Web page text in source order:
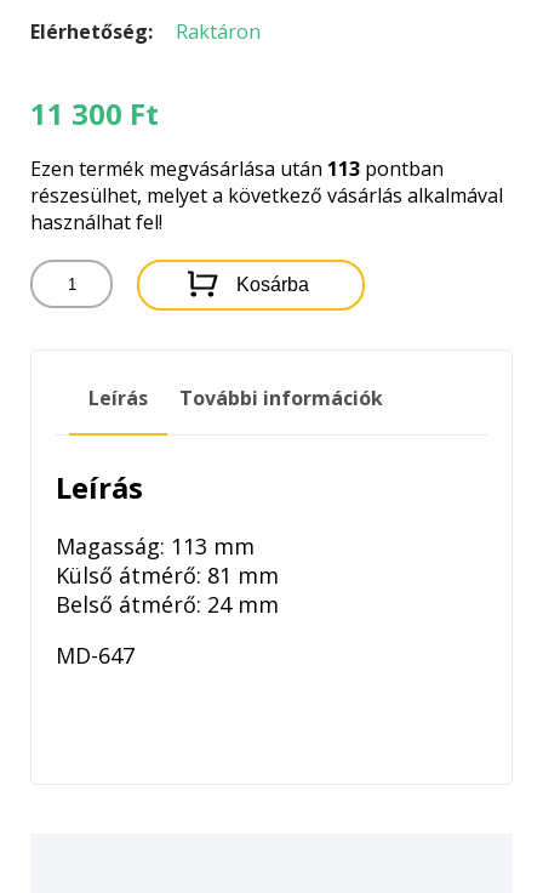
Elérhetőség:
Raktáron
11 300 Ft
Ezen termék megvásárlása után 113 pontban
részesülhet, melyet a következő vásárlás alkalmával
használhat fel!
PU9003Z
MANN
Kosárba
Leírás További információk
Leírás
Magasság: 113 mm
Külső átmérő: 81 mm
Belső átmérő: 24 mm
MD-647